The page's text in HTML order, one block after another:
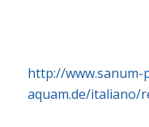
http://www.sanum-
aquam.de/italiano/